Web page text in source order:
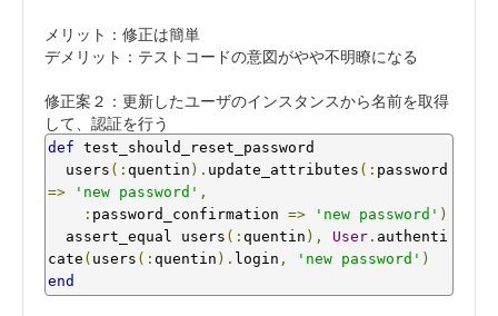
メリット：修正は簡単
デメリット：テストコードの意図がやや不明瞭になる
修正案２：更新したユーザのインスタンスから名前を取得
して、認証を行う
def test_should_reset_password
  users
(: quentin ). update_attributes (:
=>
'new password' ,
: password_confirmation => 'new password' )
  assert_equal users
(: quentin ), User . authenti
cate ( users (: quentin ). login , 'new password' )
end